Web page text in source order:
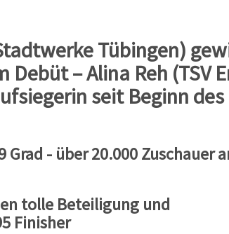
Tübingen)
– Alina Reh (TSV
seit Beginn des
- über 20.000 Zuschauer
tolle Beteiligung und
Finisher